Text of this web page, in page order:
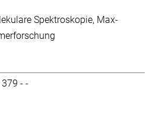
Spektroskopie Max-
- -